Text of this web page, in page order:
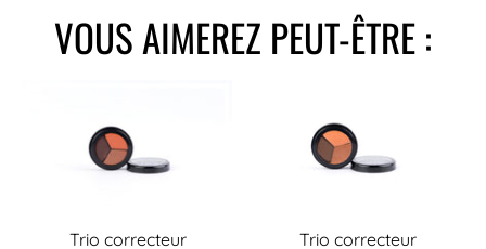
VOUS AIMEREZ PEUT-ÊTRE :
Trio correcteur
Trio correcteur